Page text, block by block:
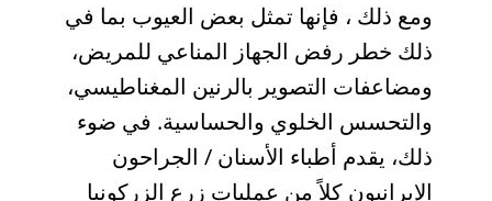
ومع ذلك ، فإنها تمثل بعض العيوب بما في
ذلك خطر رفض الجهاز المناعي للمريض،
ومضاعفات التصوير بالرنين المغناطيسي،
والتحسس الخلوي والحساسية. في ضوء
ذلك، يقدم أطباء الأسنان / الجراحون
الإيرانيون كلاً من عمليات زرع الزركونيا